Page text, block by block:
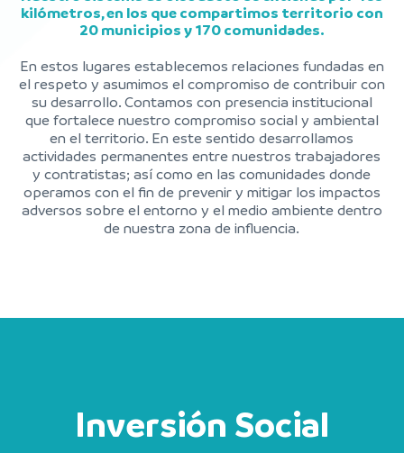
kilómetros, en los que compartimos territorio con
20 municipios y 170 comunidades.
En estos lugares establecemos relaciones fundadas en
el respeto y asumimos el compromiso de contribuir con
su desarrollo. Contamos con presencia institucional
que fortalece nuestro compromiso social y ambiental
en el territorio. En este sentido desarrollamos
actividades permanentes entre nuestros trabajadores
y contratistas; así como en las comunidades donde
operamos con el fin de prevenir y mitigar los impactos
adversos sobre el entorno y el medio ambiente dentro
de nuestra zona de influencia.
Inversión Social